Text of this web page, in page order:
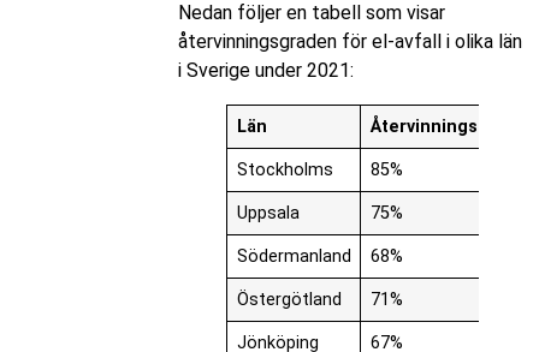
Nedan följer en tabell som visar
återvinningsgraden för el-avfall i olika län
i Sverige under 2021:
Län Återvinningsgrad
Stockholms 85%
Uppsala 75%
Södermanland 68%
Östergötland 71%
Jönköping 67%